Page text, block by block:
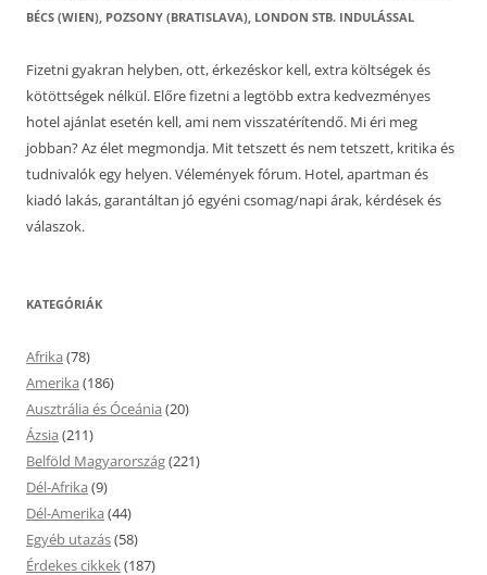
BÉCS (WIEN), POZSONY (BRATISLAVA), LONDON STB. INDULÁSSAL
Fizetni gyakran helyben, ott, érkezéskor kell, extra költségek és
kötöttségek nélkül. Előre fizetni a legtöbb extra kedvezményes
hotel ajánlat esetén kell, ami nem visszatérítendő. Mi éri meg
jobban? Az élet megmondja. Mit tetszett és nem tetszett, kritika és
tudnivalók egy helyen. Vélemények fórum. Hotel, apartman és
kiadó lakás, garantáltan jó egyéni csomag/napi árak, kérdések és
válaszok.
KATEGÓRIÁK
Afrika (78)
Amerika (186)
Ausztrália és Óceánia (20)
Ázsia (211)
Belföld Magyarország(221)
Dél-Afrika (9)
Dél-Amerika (44)
Egyéb utazás(58)
Érdekes cikkek(187)